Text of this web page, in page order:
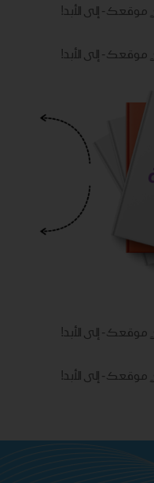
- ​​إلى الأبد!
- ​​إلى الأبد!
- ​​إلى الأبد!
- ​​إلى الأبد!